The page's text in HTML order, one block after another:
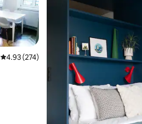
평점 4.93점(5점 만점), 후기 274개
4.93 (274)